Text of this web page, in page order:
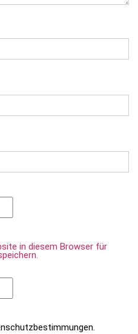
in diesem Browser für